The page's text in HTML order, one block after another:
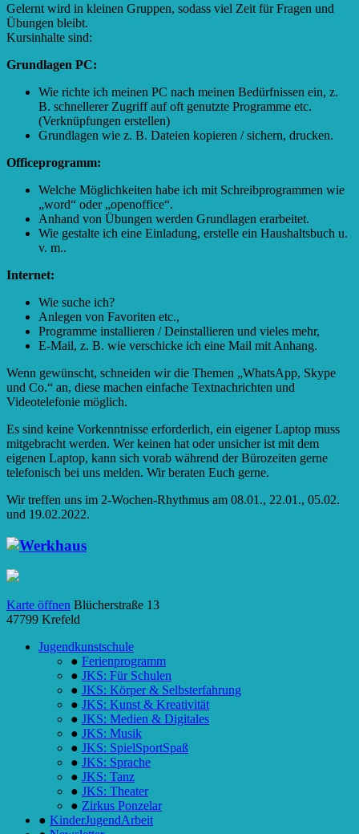
Gelernt wird in kleinen Gruppen, sodass viel Zeit für Fragen und
Übungen bleibt.
Kursinhalte sind:
Grundlagen PC:
Wie richte ich meinen PC nach meinen Bedürfnissen ein, z.
B. schnellerer Zugriff auf oft genutzte Programme etc.
(Verknüpfungen erstellen)
Grundlagen wie z. B. Dateien kopieren / sichern, drucken.
Officeprogramm:
Welche Möglichkeiten habe ich mit Schreibprogrammen wie
„word“ oder „openoffice“.
Anhand von Übungen werden Grundlagen erarbeitet.
Wie gestalte ich eine Einladung, erstelle ein Haushaltsbuch u.
v. m..
Internet:
Wie suche ich?
Anlegen von Favoriten etc.,
Programme installieren / Deinstallieren und vieles mehr,
E-Mail, z. B. wie verschicke ich eine Mail mit Anhang.
Wenn gewünscht, schneiden wir die Themen „WhatsApp, Skype
und Co.“ an, diese machen einfache Textnachrichten und
Videotelefonie möglich.
Es sind keine Vorkenntnisse erforderlich, ein eigener Laptop muss
mitgebracht werden. Wer keinen hat oder unsicher ist mit dem
eigenen Laptop, kann sich vorab während der Bürozeiten gerne
telefonisch bei uns melden. Wir beraten Euch gerne.
Wir treffen uns im 2-Wochen-Rhythmus am 08.01., 22.01., 05.02.
und 19.02.2022.
Karte öffnen Blücherstraße 13
47799 Krefeld
Jugendkunstschule
● Ferienprogramm
● JKS: Für Schulen
● JKS: Körper & Selbsterfahrung
● JKS: Kunst & Kreativität
● JKS: Medien & Digitales
● JKS: Musik
● JKS: SpielSportSpaß
● JKS: Sprache
● JKS: Tanz
● JKS: Theater
● Zirkus Ponzelar
● KinderJugendArbeit